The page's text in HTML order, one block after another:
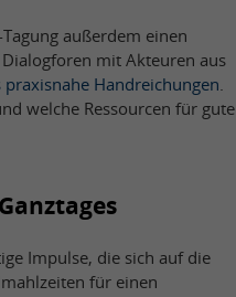
außerdem einen
mit Akteuren aus
praxisnahe Handreichungen
welche Ressourcen für gute
Impulse, die sich auf die
für einen